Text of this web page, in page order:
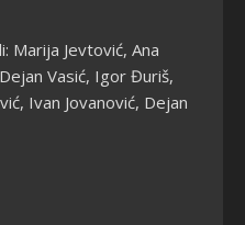
Marija Jevtović, Ana
Vasić, Igor Đuriš,
Ivan Jovanović, Dejan